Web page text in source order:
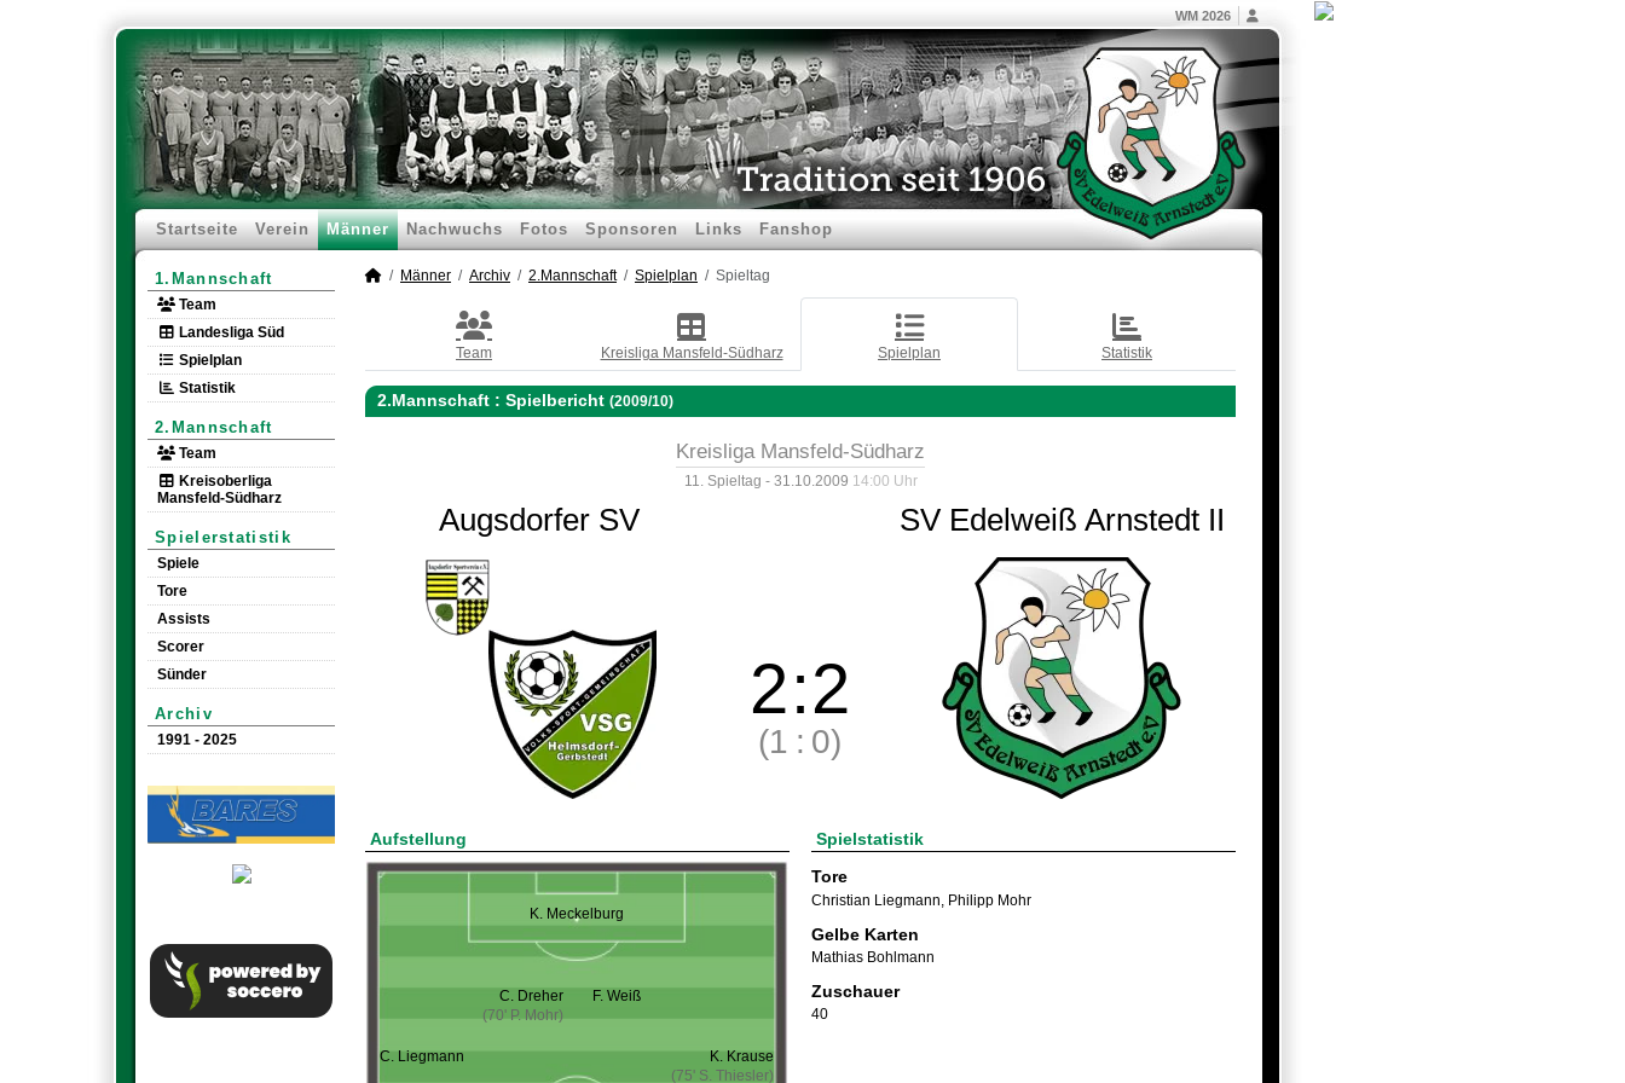
WM 2026
Startseite Verein Männer Nachwuchs Fotos Sponsoren Links Fanshop
1.Mannschaft
Team
Landesliga Süd
Spielplan
Statistik
2.Mannschaft
Team
Kreisoberliga
Mansfeld-Südharz
Spielerstatistik
Spiele
Tore
Assists
Scorer
Sünder
Archiv
1991 - 2025
Männer Archiv 2.Mannschaft Spielplan Spieltag
Team Kreisliga Mansfeld-Südharz Spielplan Statistik
2.Mannschaft : Spielbericht (2009/10)
Kreisliga Mansfeld-Südharz
11. Spieltag - 31.10.2009 14:00 Uhr
Augsdorfer SV SV Edelweiß Arnstedt II
2:2
(1 : 0)
Aufstellung
K. Meckelburg
C. Dreher
(70' P. Mohr)
F. Weiß
C. Liegmann
K. Krause
(75' S. Thiesler)
Spielstatistik
Tore
Christian Liegmann Philipp Mohr
Gelbe Karten
Mathias Bohlmann
Zuschauer
40